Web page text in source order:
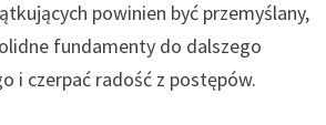
powinien być przemyślany,
fundamenty do dalszego
i czerpać radość z postępów.